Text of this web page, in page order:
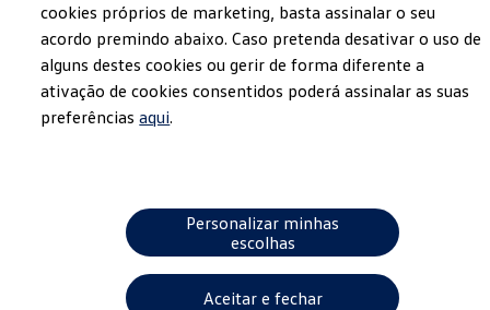
cookies próprios de marketing, basta assinalar o seu
acordo premindo abaixo. Caso pretenda desativar o uso de
alguns destes cookies ou gerir de forma diferente a
ativação de cookies consentidos poderá assinalar as suas
preferênciasaqui.
Personalizar minhas
escolhas
Aceitar e fechar